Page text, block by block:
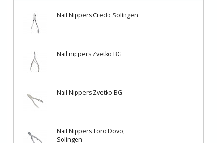
Nail Nippers Credo Solingen
Nail nippers Zvetko BG
Nail Nippers Zvetko BG
Nail Nippers Toro Dovo,
Solingen